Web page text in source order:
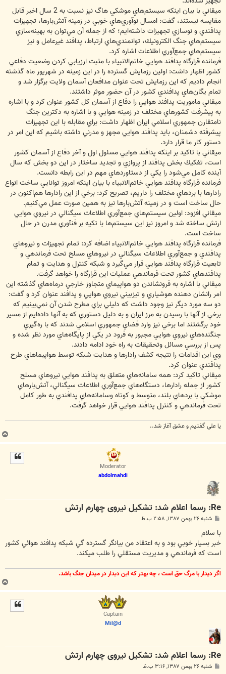
ميقاني با بيان اينكه سيستم‌هاي موشكي هاگ نيز نسبت به 2 سال اخير قابل
مقايسه نيستند، گفت:‌ امسال نوآوري‌هاي خوبي در زمينه آتش‌بارها، تجهيزات
پدافندي و نوسازي تجهيزات داشته‌ايم؛ كه از جمله آن مي‌توان به بهينه‌سازي
سيستم‌هاي جنگ الكترونيك، ‌توانمندي‌هاي ارتباط، پدافند غيرعامل و نيز
سيستم‌هاي جمع‌آوري اطلاعات اشاره كرد.
فرمانده قرارگاه پدافند هوايي خاتم‌الانبياء با مثبت ارزيابي كردن وضعيت دفاعي
كشور اظهار داشت:‌ اولين رزمايش گسترده را در اين زمينه در شهريور ماه گذشته
انجام داديم كه اين رزمايش تحت عنوان مدافعان آسمان ولايت برگزار شد و
تمام يگان‌هاي پدافندي كشور در آن حضور موثر داشتند.
ميقاني ماموريت پدافند هوايي را دفاع از آسمان كل كشور عنوان كرد و با اشاره
به پيشرفت‌ كشورهاي مختلف در زمينه هوايي و با اشاره به دكترين جنگ
نامتقارن جمهوري اسلامي ايران اظهار داشت: براي مقابله با اين تجهيزات
پيشرفته دشمنان، بايد پدافند هوايي مجهز و مدرني داشته باشيم كه اين امر در
دستور كار ما قرار دارد.
ميقاني با تاكيد بر اينكه پدافند هوايي مسئول اول و آخر دفاع از آسمان كشور
است، تفكيك بخش پدافند از پروازي و تجديد ساختار در اين دو بخش كه سال
آينده كامل مي‌شود را يكي از دستاوردهاي مهم در اين رابطه دانست.
فرمانده قرارگاه پدافند هوايي خاتم‌الانبياء با بيان اينكه امروز توانايي ساخت انواع
رادارها با بردهاي مختلف را داريم، تصريح كرد: برخي از اين رادارها هم‌‌اكنون در
حال ساخت است و در زمينه آتش‌بارها نيز به همين صورت عمل مي‌كنيم.
ميقاني افزود: اولين سيستم‌هاي جمع‌آوري اطلاعات سيگنالي در نيروي هوايي
ارتش ساخته شد و امروز نيز اين سيستم‌ها با تكيه بر فنآوري مدرن در حال
ساخت است.
فرمانده قرارگاه پدافند هوايي خاتم‌الانبياء اضافه كرد: تمام تجهيزات و نيروهاي
پدافندي و جمع‌آوري اطلاعات سيگنالي در نيروهاي مسلح تحت فرماندهي و
تابعيت قرارگاه پدافند هوايي قرار مي‌گيرد و شبكه كنترل و هدايت و تمام
پدافندهاي كشور تحت فرماندهي عمليات اين قرارگاه را خواهد گرفت.
ميقاني با اشاره به فرونشاندن دو هواپيماي متجاوز خارجي درماه‌هاي گذشته اين
امر رانشان دهنده هوشياري و تيزبيني نيروي هوايي و پدافند عنوان كرد و گفت:
دو سه مورد ديگر نيز وجود داشت كه دليلي براي مطرح شدن آن نمي‌بينيم كه
برخي از آنها با رسيدن به مرز ايران و به دليل دستوري كه به آنها داده‌ايم از مسير
خود برگشتند اما برخي نيز وارد فضاي جمهوري اسلامي شدند كه با ره‌گيري
جنگنده‌هاي نيروي هوايي مجبور به فرود در يكي از پايگاه‌هاي مورد نظر شده و
پس از بررسي مسائل وتحقيقات به راه خود ادامه دادند.
وي اين اقدامات را نتيجه كشف رادارها و هدايت شبكه توسط هواپيماهاي طرح
پدافندي عنوان كرد.
ميقاني تاكيد كرد: همه سامانه‌هاي متعلق به پدافند هوايي نيروهاي مسلح
كشور از جمله رادارها، دستگاه‌هاي جمع‌آوري اطلاعات سيگنالي، آتش‌بارهاي
موشكي با بردهاي بلند، متوسط و كوتاه وسامانه‌هاي پدافندي به طور كامل
تحت فرماندهي و كنترل پدافند هوايي قرار خواهد گرفت.
يا علي گفتيم و عشق آغاز شد..
ب
ا
Moderator
abdolmahdi
Re: رسما اعلام شد: تشکیل نیروی چهارم ارتش
پ
ت
شنبه ۲۶ بهمن ۱۳۸۷, ۲:۵۸ ب.ظ
با سلام
خبر بسيار خوبي بود و به اعتقاد من بيانگر گسترده گي شبكه پدافند هوائي كشور
است كه فرماندهي و مديريت مستقلي را طلب ميكند.
اگر ديدار با مرگ حق است ، چه بهتر كه اين ديدار در ميدان جنگ باشد.
ب
ا
Captain
Mil@d
Re: رسما اعلام شد: تشکیل نیروی چهارم ارتش
پ شنبه ۲۶ بهمن ۱۳۸۷, ۳:۱۶ ب.ظ